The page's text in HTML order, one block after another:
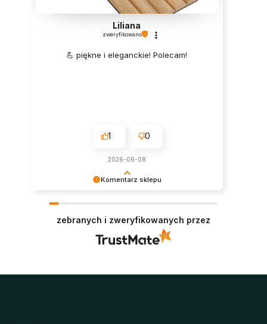
Komentarz sklepu
Liliana
zweryfikowano
💪 piękne i eleganckie! Polecam!
1 0
2026-06-08
zebranych i zweryfikowanych przez